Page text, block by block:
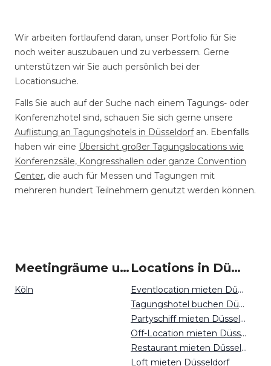
Wir arbeiten fortlaufend daran, unser Portfolio für Sie
noch weiter auszubauen und zu verbessern. Gerne
unterstützen wir Sie auch persönlich bei der
Locationsuche.
Falls Sie auch auf der Suche nach einem Tagungs- oder
Konferenzhotel sind, schauen Sie sich gerne unsere
Auflistung an Tagungshotels in Düsseldorfan. Ebenfalls
haben wir eine Übersicht großer Tagungslocations wie
Konferenzsäle, Kongresshallen oder ganze Convention
Center, die auch für Messen und Tagungen mit
mehreren hundert Teilnehmern genutzt werden können.
Meetingräume um Düsseldorf
Köln
Locations in Düsseldorf mieten
Eventlocation mieten Düsseldorf
Tagungshotel buchen Düsseldorf
Partyschiff mieten Düsseldorf
Off-Location mieten Düsseldorf
Restaurant mieten Düsseldorf
Loft mieten Düsseldorf